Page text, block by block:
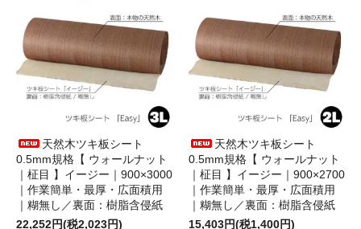
天然木ツキ板シート
0.5mm規格【 ウォールナット
｜柾目 】イージー｜900×3000
｜作業簡単・最厚・広面積用
｜糊無し／裏面：樹脂含侵紙
22,252円(税2,023円)
天然木ツキ板シート
0.5mm規格【 ウォールナット
｜柾目 】イージー｜900×2700
｜作業簡単・最厚・広面積用
｜糊無し／裏面：樹脂含侵紙
15,403円(税1,400円)